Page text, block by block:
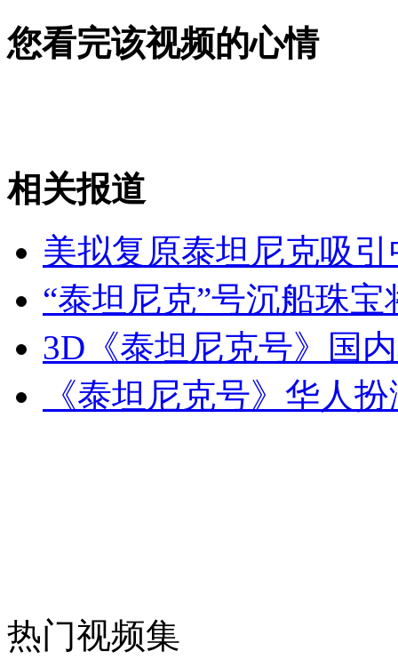
驻日美军再惹麻烦 夜闯民宅被逮捕
山西运城恶犬咬伤多人 警民合力深夜将其击毙
女孩北京地铁殴打老人 痛下狠手拳打脚踢
无痛分娩是否安全 医生回应
安徽一实载49人客车翻车
您看完该视频的心情
相关报道
美拟复原泰坦尼克吸
“泰坦尼克”号沉船珠
3D《泰坦尼克号》国
《泰坦尼克号》华人
热门视频集